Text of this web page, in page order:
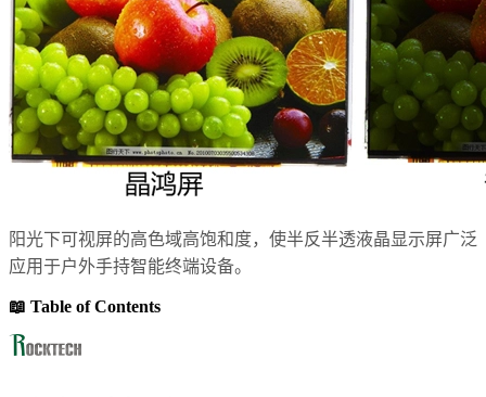
阳光下可视屏的高色域高饱和度，使半反半透液晶显示屏广泛
应用于户外手持智能终端设备。
📖 Table of Contents